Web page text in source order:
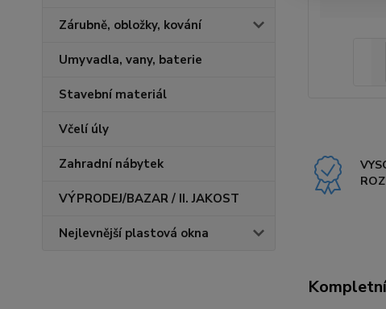
Zárubně, obložky, kování
Umyvadla, vany, baterie
Stavební materiál
Včelí úly
Zahradní nábytek
VÝPRODEJ/BAZAR / II. JAKOST
Nejlevnější plastová okna